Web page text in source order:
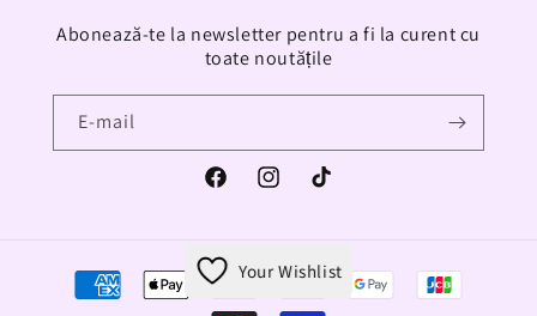
Your Wishlist
Abonează-te la newsletter pentru a fi la curent cu
toate noutățile
E-mail
FacebookInstagramTikTok
Metode